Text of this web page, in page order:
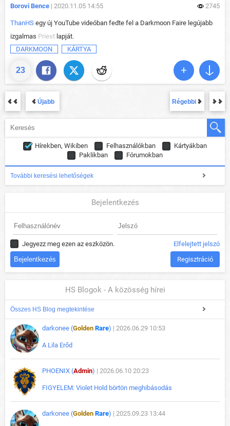
23
Borovi Bence | 2020.11.05 14:55 2745
ThanHS egy új YouTube videóban fedte fel a Darkmoon Faire legújabb
izgalmas Priest lapját.
DARKMOON
KÁRTYA
Újabb Régebbi
Hírekben, Wikiben Felhasználókban
Kártyákban
Paklikban
Fórumokban
További keresési lehetőségek
Bejelentkezés
Jegyezz meg ezen az eszközön. Elfelejtett jelszó
Regisztráció
HS Blogok - A közösség hírei
Összes HS Blog megtekintése
darkonee (Golden Rare) | 2026.06.29 10:53
A Lila Erőd
PHOENIX (Admin) | 2026.06.10 20:23
FIGYELEM: Violet Hold börtön meghibásodás
darkonee (Golden Rare) | 2025.09.23 13:44